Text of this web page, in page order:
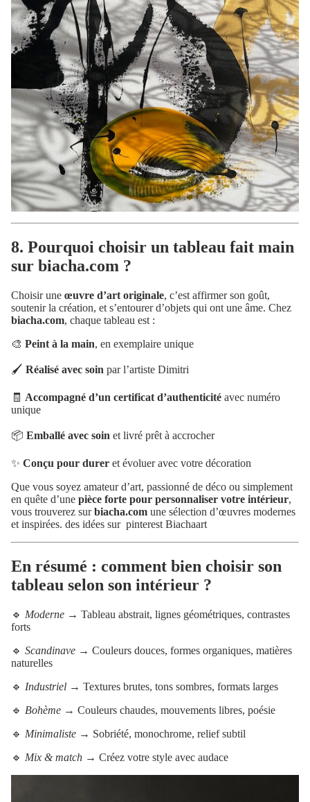
8. Pourquoi choisir un tableau fait main
sur biacha.com ?
Choisir une œuvre d’art originale, c’est affirmer son goût,
soutenir la création, et s’entourer d’objets qui ont une âme. Chez
biacha.com, chaque tableau est :
🎨 Peint à la main, en exemplaire unique
🖌️ Réalisé avec soin par l’artiste Dimitri
🧾 Accompagné d’un certificat d’authenticité avec numéro
unique
📦 Emballé avec soin et livré prêt à accrocher
✨ Conçu pour durer et évoluer avec votre décoration
Que vous soyez amateur d’art, passionné de déco ou simplement
en quête d’une pièce forte pour personnaliser votre intérieur,
vous trouverez surbiacha.com une sélection d’œuvres modernes
et inspirées. des idées sur pinterest Biachaart
En résumé : comment bien choisir son
tableau selon son intérieur ?
🔹 Moderne → Tableau abstrait, lignes géométriques, contrastes
forts
🔹 Scandinave → Couleurs douces, formes organiques, matières
naturelles
🔹 Industriel → Textures brutes, tons sombres, formats larges
🔹 Bohème → Couleurs chaudes, mouvements libres, poésie
🔹 Minimaliste → Sobriété, monochrome, relief subtil
🔹 Mix & match → Créez votre style avec audace